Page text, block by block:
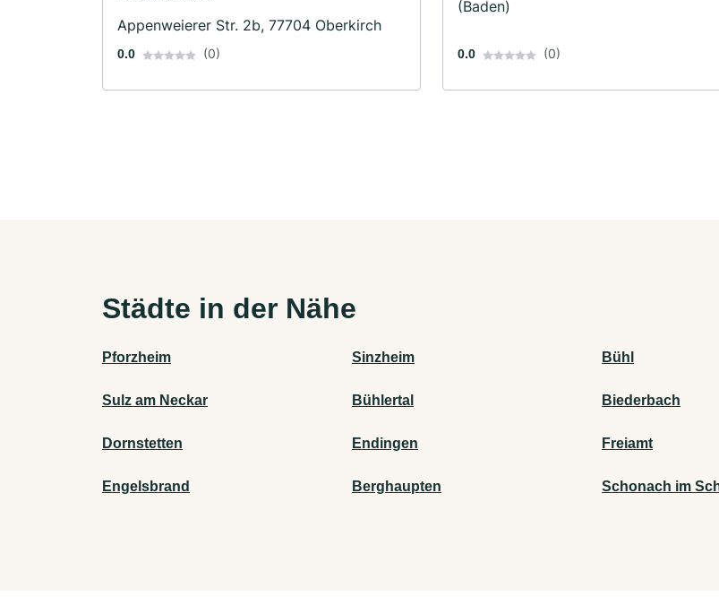
Appenweierer Str. 2b, 77704 Oberkirch
0.0 (0)
(Baden)
0.0 (0)
Städte in der Nähe
Pforzheim Sinzheim Bühl
Sulz am Neckar Bühlertal Biederbach
Dornstetten Endingen Freiamt
Engelsbrand Berghaupten Schonach im